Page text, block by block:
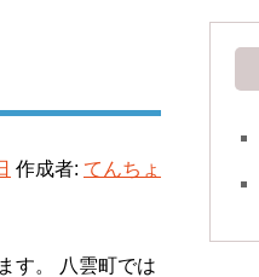
作成者: てんちょ
す。 八雲町では